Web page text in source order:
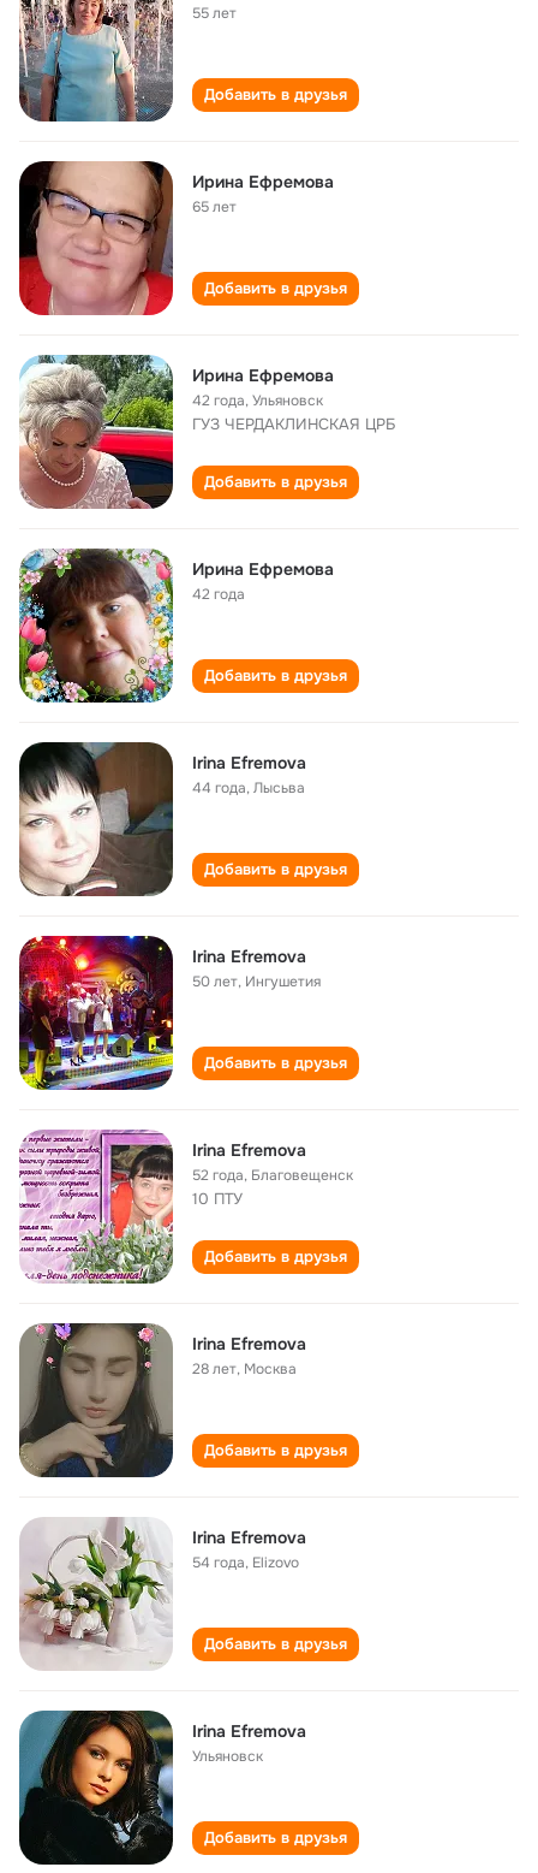
55 лет
Добавить в друзья
Ирина Ефремова
65 лет
Добавить в друзья
Ирина Ефремова
42 года,Ульяновск
ГУЗ ЧЕРДАКЛИНСКАЯ ЦРБ
Добавить в друзья
Ирина Ефремова
42 года
Добавить в друзья
Irina Efremova
44 года,Лысьва
Добавить в друзья
Irina Efremova
50 лет, Ингушетия
Добавить в друзья
Irina Efremova
52 года, Благовещенск
10 ПТУ
Добавить в друзья
Irina Efremova
28 лет, Москва
Добавить в друзья
Irina Efremova
54 года, Elizovo
Добавить в друзья
Irina Efremova
Ульяновск
Добавить в друзья